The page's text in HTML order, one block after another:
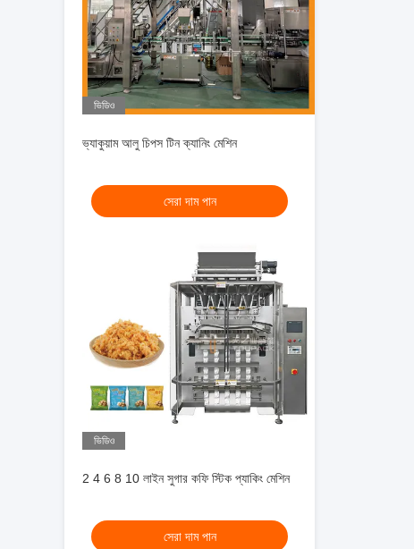
ভিডিও
ভ্যাকুয়াম আলু চিপস টিন ক্যানিং মেশিন
সেরা দাম পান
ভিডিও
2 4 6 8 10 লাইন সুগার কফি স্টিক প্যাকিং মেশিন
সেরা দাম পান